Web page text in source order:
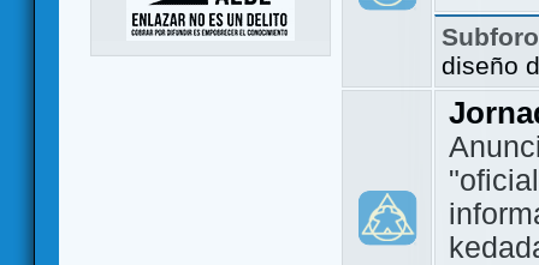
diseño